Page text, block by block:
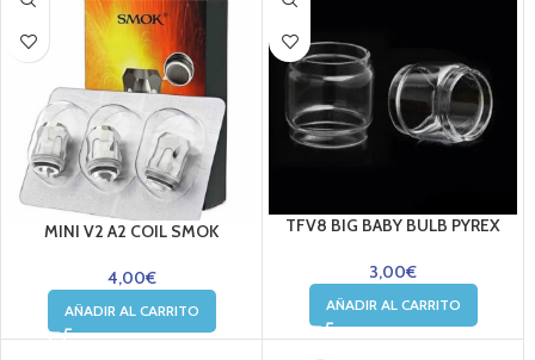
MINI V2 A2 COIL SMOK
4,00€
AÑADIR AL CARRITO
TFV8 BIG BABY BULB PYREX
3,00€
AÑADIR AL CARRITO